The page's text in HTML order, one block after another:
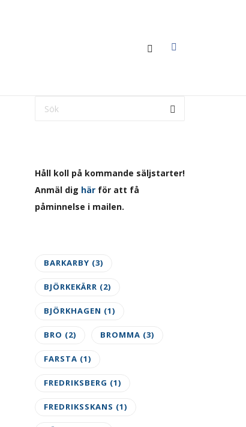
Håll koll på kommande säljstarter!
Anmäl dig här för att få
påminnelse i mailen.
BARKARBY (3)
BJÖRKEKÄRR (2)
BJÖRKHAGEN (1)
BRO (2) BROMMA (3)
FARSTA (1)
FREDRIKSBERG (1)
FREDRIKSSKANS (1)